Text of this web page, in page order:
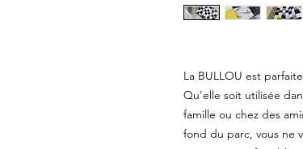
La BULLOU est
Qu'elle soit utilisée
famille ou chez des
fond du parc, vous ne